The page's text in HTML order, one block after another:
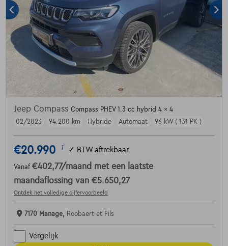
Jeep Compass Compass PHEV 1.3 cc hybrid 4 x 4
02/2023
94.200 km Hybride Automaat 96 kW ( 131 PK )
€20.990 1 ✓ BTW aftrekbaar
Vanaf €402,77/maand met een laatste
maandaflossing van €5.650,27
Ontdek het volledige cijfervoorbeeld
7170 Manage, Roobaert et Fils
Vergelijk